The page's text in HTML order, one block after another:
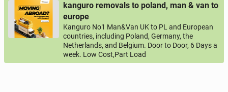
PROFILE KANDYDATÓW 286profili online
USŁUGI 164ogłoszenia online
MOTORYZACJA 10ogłoszeń online
kanguro removals to poland, man & van to
europe
Kanguro No1 Man&Van UK to PL and European
countries, including Poland, Germany, the
Netherlands, and Belgium. Door to Door, 6 Days a
week. Low Cost,Part Load